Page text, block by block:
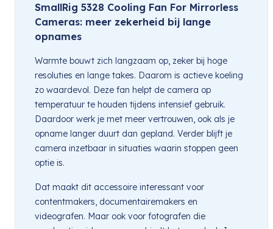
SmallRig 5328 Cooling Fan For Mirrorless
Cameras: meer zekerheid bij lange
opnames
Warmte bouwt zich langzaam op, zeker bij hoge
resoluties en lange takes. Daarom is actieve koeling
zo waardevol. Deze fan helpt de camera op
temperatuur te houden tijdens intensief gebruik.
Daardoor werk je met meer vertrouwen, ook als je
opname langer duurt dan gepland. Verder blijft je
camera inzetbaar in situaties waarin stoppen geen
optie is.
Dat maakt dit accessoire interessant voor
contentmakers, documentairemakers en
videografen. Maar ook voor fotografen die